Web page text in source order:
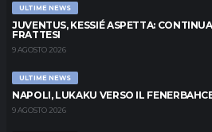
ULTIME NEWS
JUVENTUS, KESSIÉ ASPETTA:
FRATTESI
9 AGOSTO 2026
ULTIME NEWS
NAPOLI, LUKAKU VERSO IL
9 AGOSTO 2026